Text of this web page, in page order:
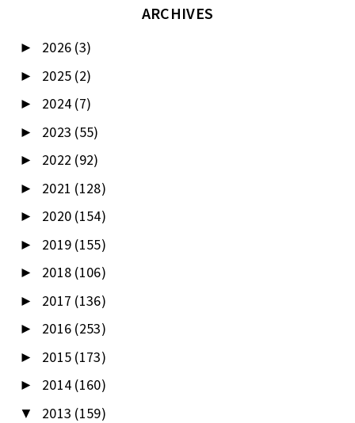
ARCHIVES
► 2026 (3)
► 2025 (2)
► 2024 (7)
► 2023 (55)
► 2022 (92)
► 2021 (128)
► 2020 (154)
► 2019 (155)
► 2018 (106)
► 2017 (136)
► 2016 (253)
► 2015 (173)
► 2014 (160)
▼ 2013 (159)